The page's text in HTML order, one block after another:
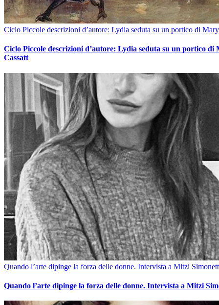
Ciclo Piccole descrizioni d’autore: Lydia seduta su un portico di
Ciclo Piccole descrizioni d’autore: Lydia seduta su un portico di
Cassatt
Quando l’arte dipinge la forza delle donne. Intervista a Mitzi
Quando l’arte dipinge la forza delle donne. Intervista a Mitzi